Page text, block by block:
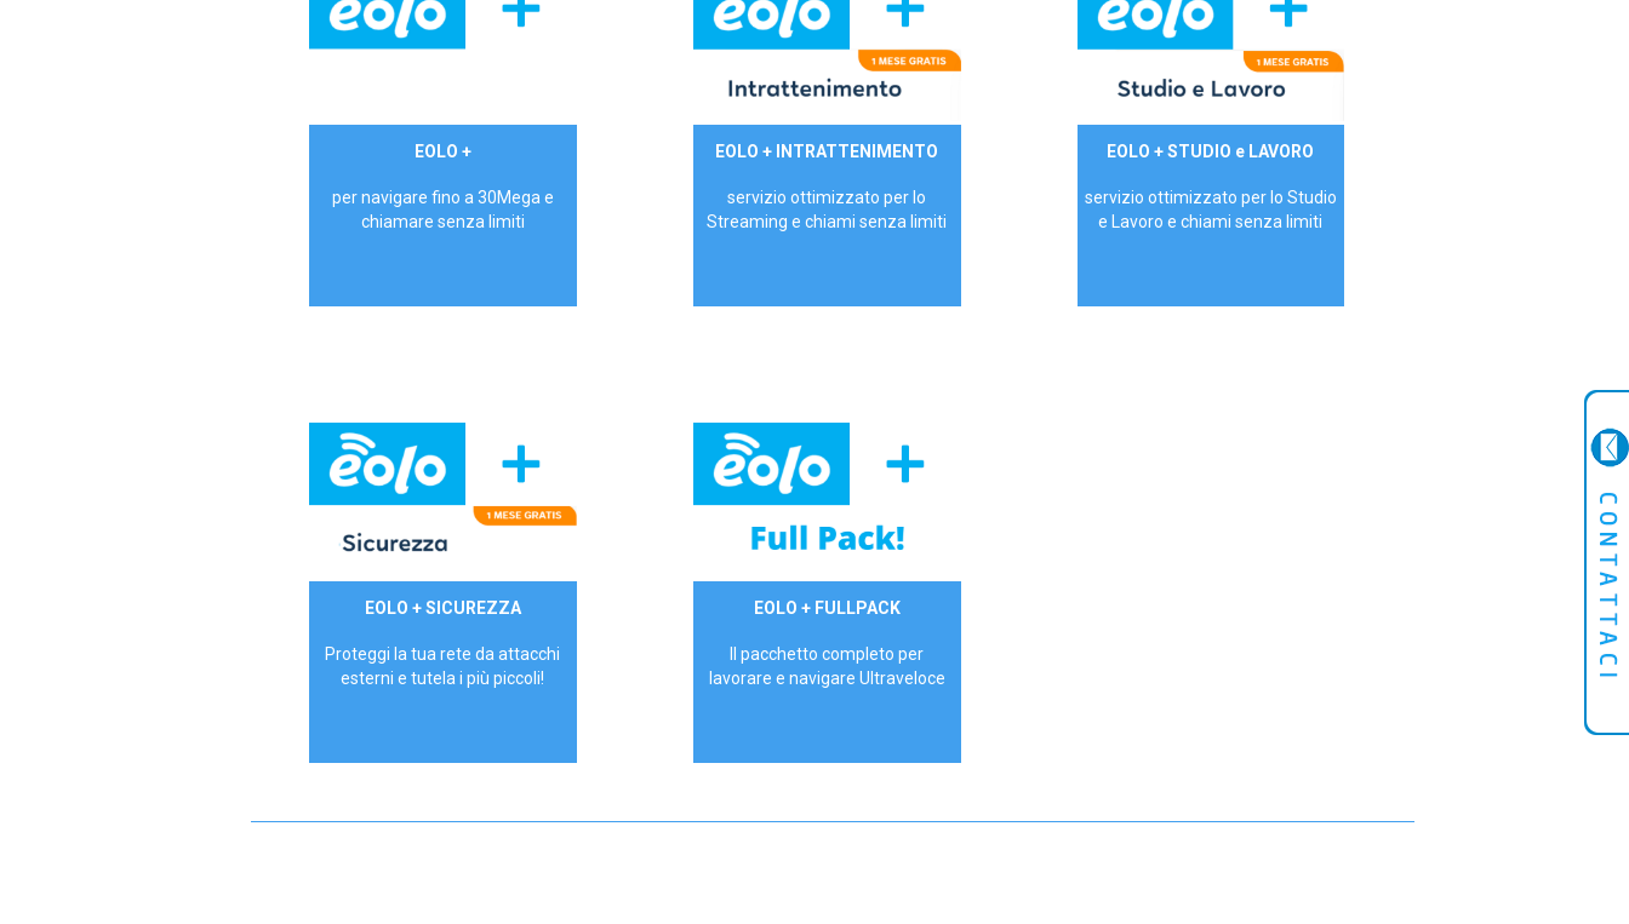
€ 24,90/meseEOLO +
per navigare fino a 30Mega e
chiamare senza limiti
29,90€/mese
EOLO + INTRATTENIMENTO
servizio ottimizzato per lo
Streaming e chiami senza limiti
29,90€/mese
EOLO + STUDIO e LAVORO
servizio ottimizzato per lo Studio
e Lavoro e chiami senza limiti
29,90€/mese
EOLO + SICUREZZA
Proteggi la tua rete da attacchi
esterni e tutela i più piccoli!
34,90 €/meseEOLO + FULLPACK
Il pacchetto completo per
lavorare e navigare Ultraveloce